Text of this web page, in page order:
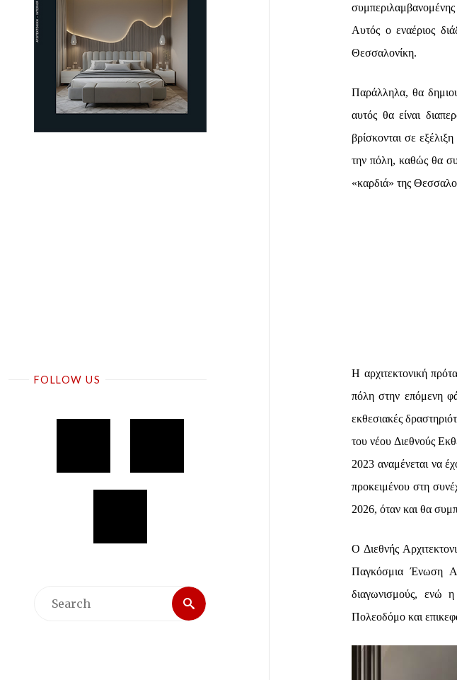
FOLLOW US
Search
Search
Αυτός ο εναέριος
Θεσσαλονίκη.
Παράλληλα, θα
αυτός θα είναι
βρίσκονται σε
την πόλη, καθώς θα
«καρδιά» της
Η αρχιτεκτονική
πόλη στην επόμενη
εκθεσιακές
του νέου Διεθνούς
2023 αναμένεται να
προκειμένου στη
2026, όταν και θα
Ο Διεθνής
Παγκόσμια Ένωση
διαγωνισμούς, ενώ
Πολεοδόμο και